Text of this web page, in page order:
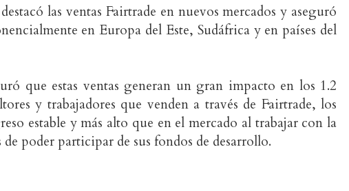
las ventas Fairtrade en nuevos mercados y aseguró
en Europa del Este, Sudáfrica y en países del
que estas ventas generan un gran impacto en los 1.2
y trabajadores que venden a través de Fairtrade, los
estable y más alto que en el mercado al trabajar con la
poder participar de sus fondos de desarrollo.